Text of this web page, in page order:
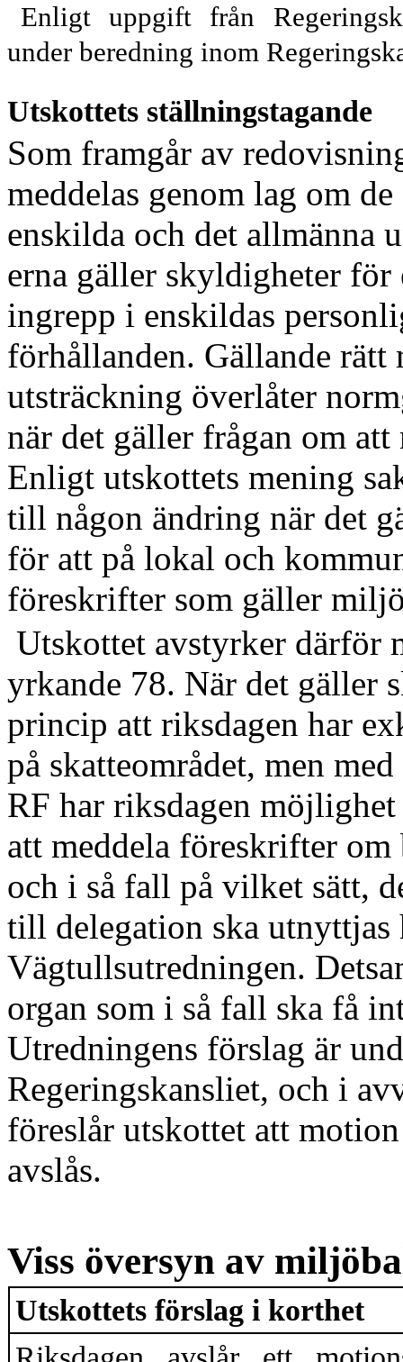
Enligt uppgift från
under beredning inom
Utskottets ställningstagande
Som framgår av
meddelas genom lag om
enskilda och det allmänna
erna gäller skyldigheter
ingrepp i enskildas
förhållanden. Gällande rätt
utsträckning överlåter
när det gäller frågan om att
Enligt utskottets mening
till någon ändring när det
för att på lokal och
föreskrifter som gäller
Utskottet avstyrker därför
yrkande 78. När det gäller
princip att riksdagen har
på skatteområdet, men
RF har riksdagen
att meddela föreskrifter om
och i så fall på vilket sätt,
till delegation ska utnyttjas
Vägtullsutredningen.
organ som i så fall ska få
Utredningens förslag är
Regeringskansliet, och i
föreslår utskottet att
avslås.
Viss översyn av
Utskottets förslag i korthet